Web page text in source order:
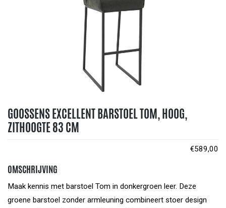
GOOSSENS EXCELLENT BARSTOEL TOM, HOOG,
ZITHOOGTE 83 CM
€589,00
OMSCHRIJVING
Maak kennis met barstoel Tom in donkergroen leer. Deze
groene barstoel zonder armleuning combineert stoer design